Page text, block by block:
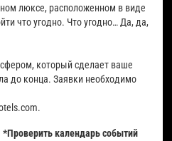
люксе, расположенном в виде
что угодно. Что угодно… Да, да,
который сделает ваше
до конца. Заявки необходимо
календарь событий